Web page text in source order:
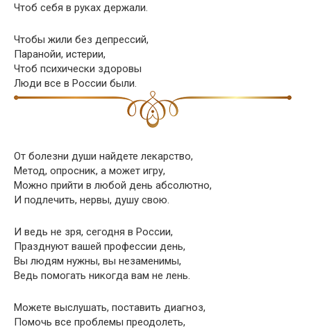
Чтоб себя в руках держали.
Чтобы жили без депрессий,
Паранойи, истерии,
Чтоб психически здоровы
Люди все в России были.
От болезни души найдете лекарство,
Метод, опросник, а может игру,
Можно прийти в любой день абсолютно,
И подлечить, нервы, душу свою.
И ведь не зря, сегодня в России,
Празднуют вашей профессии день,
Вы людям нужны, вы незаменимы,
Ведь помогать никогда вам не лень.
Можете выслушать, поставить диагноз,
Помочь все проблемы преодолеть,